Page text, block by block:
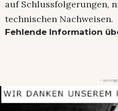
auf Schlussfolgerungen,
technischen Nachweisen.
Fehlende Information
-